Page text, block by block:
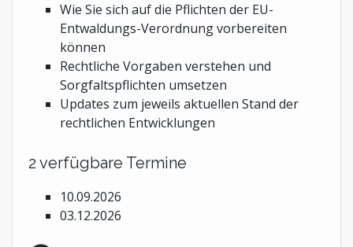
Wie Sie sich auf die Pflichten der EU-
Entwaldungs-Verordnung vorbereiten
können
Rechtliche Vorgaben verstehen und
Sorgfaltspflichten umsetzen
Updates zum jeweils aktuellen Stand der
rechtlichen Entwicklungen
2 verfügbare Termine
10.09.2026
03.12.2026